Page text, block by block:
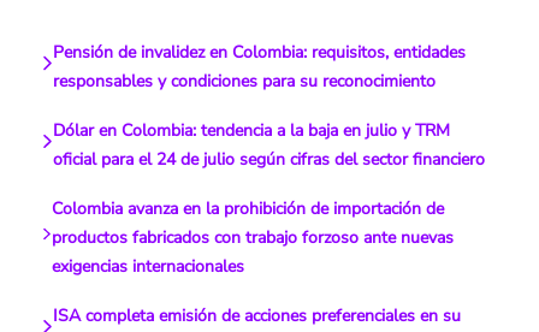
Pensión de invalidez en Colombia: requisitos, entidades
responsables y condiciones para su reconocimiento
Dólar en Colombia: tendencia a la baja en julio y TRM
oficial para el 24 de julio según cifras del sector financiero
Colombia avanza en la prohibición de importación de
productos fabricados con trabajo forzoso ante nuevas
exigencias internacionales
ISA completa emisión de acciones preferenciales en su